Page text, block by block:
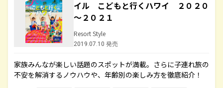
イル こどもと行くハワイ ２０２０
～２０２１
Resort Style
2019.07.10 発売
家族みんなが楽しい話題のスポットが満載。さらに子連れ旅の
不安を解消するノウハウや、年齢別の楽しみ方を徹底紹介！